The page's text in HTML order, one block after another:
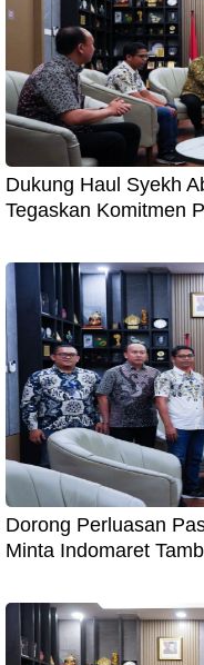
Dukung Haul Syekh
Tegaskan Komitmen
Dorong Perluasan
Minta Indomaret